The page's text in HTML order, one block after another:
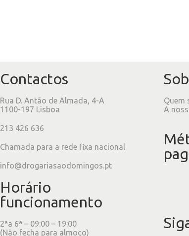
Contactos
Rua D. Antão de Almada, 4-A
1100-197 Lisboa
213 426 636
Chamada para a rede fixa nacional
info@drogariasaodomingos.pt
Horário
funcionamento
2ªa 6ª – 09:00 – 19:00
(Não fecha para almoço)
Quem
A